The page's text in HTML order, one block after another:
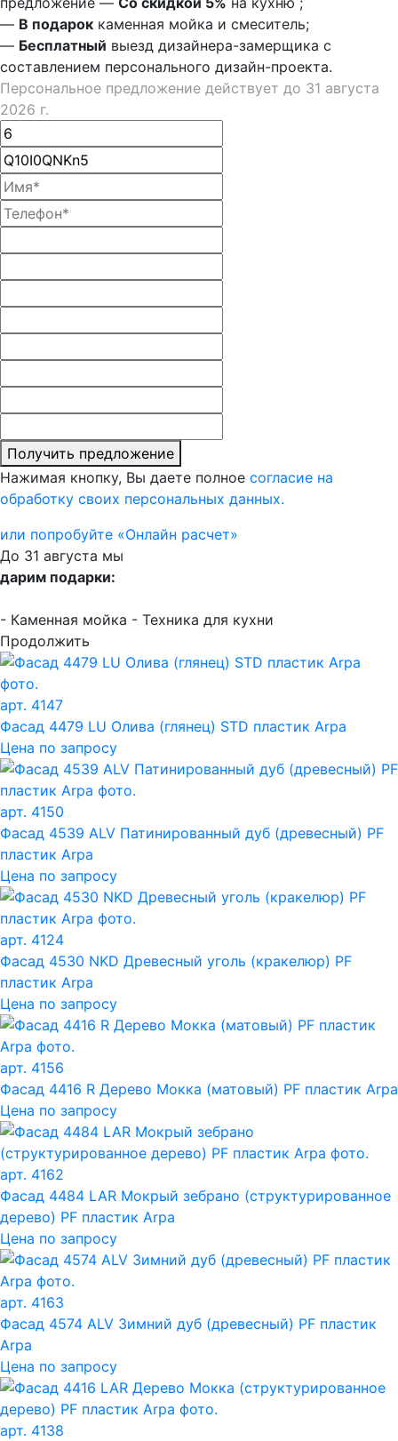
— В подарок каменная мойка и смеситель;
— Бесплатный выезд дизайнера-замерщика с
составлением персонального дизайн-проекта.
Персональное предложение действует до 31 августа
2026 г.
Получить предложение
Нажимая кнопку, Вы даете полное согласие на
обработку своих персональных данных.
или попробуйте «Онлайн расчет»
До 31 августа мы
дарим подарки:
- Каменная мойка - Техника для кухни
Продолжить
арт. 4147
Фасад 4479 LU Олива (глянец) STD пластик Arpa
Цена по запросу
арт. 4150
Фасад 4539 ALV Патинированный дуб (древесный) PF
пластик Arpa
Цена по запросу
арт. 4124
Фасад 4530 NKD Древесный уголь (кракелюр) PF
пластик Arpa
Цена по запросу
арт. 4156
Фасад 4416 R Дерево Мокка (матовый) PF пластик Arpa
Цена по запросу
арт. 4162
Фасад 4484 LAR Мокрый зебрано (структурированное
дерево) PF пластик Arpa
Цена по запросу
арт. 4163
Фасад 4574 ALV Зимний дуб (древесный) PF пластик
Arpa
Цена по запросу
арт. 4138